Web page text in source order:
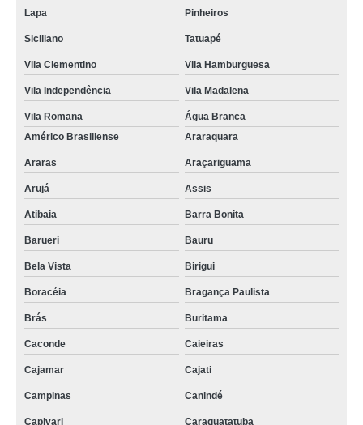
Lapa Pinheiros
Siciliano Tatuapé
Vila Clementino Vila Hamburguesa
Vila Independência Vila Madalena
Vila Romana
Água Branca
Américo Brasiliense
Araraquara
Araras Araçariguama
Arujá Assis
Atibaia Barra Bonita
Barueri Bauru
Bela Vista Birigui
Boracéia Bragança Paulista
Brás Buritama
Caconde Caieiras
Cajamar Cajati
Campinas Canindé
Capivari Caraguatatuba